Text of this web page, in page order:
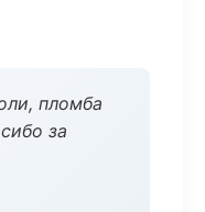
пломба
за